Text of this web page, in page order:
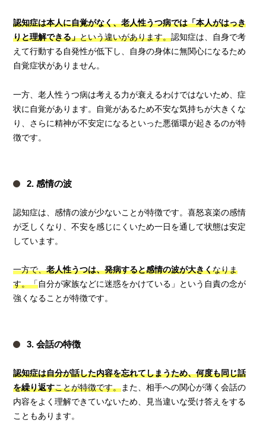
認知症は本人に自覚がなく、老人性うつ病では「本人がはっき
りと理解できる」という違いがあります。認知症は、自身で考
えて行動する自発性が低下し、自身の身体に無関心になるため
自覚症状がありません。
一方、老人性うつ病は考える力が衰えるわけではないため、症
状に自覚があります。自覚があるため不安な気持ちが大きくな
り、さらに精神が不安定になるといった悪循環が起きるのが特
徴です。
2. 感情の波
認知症は、感情の波が少ないことが特徴です。喜怒哀楽の感情
が乏しくなり、不安を感じにくいため一日を通して状態は安定
しています。
一方で、老人性うつは、発病すると感情の波が大きくなりま
す。「自分が家族などに迷惑をかけている」という自責の念が
強くなることが特徴です。
3. 会話の特徴
認知症は自分が話した内容を忘れてしまうため、何度も同じ話
を繰り返すことが特徴です。また、相手への関心が薄く会話の
内容をよく理解できていないため、見当違いな受け答えをする
こともあります。